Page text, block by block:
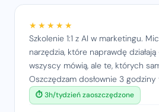
★★★★★
Szkolenie 1:1 z AI w marketingu.
narzędzia, które naprawdę
wszyscy mówią, ale te, których
Oszczędzam dosłownie 3
⏱ 3h/tydzień zaoszczędzone